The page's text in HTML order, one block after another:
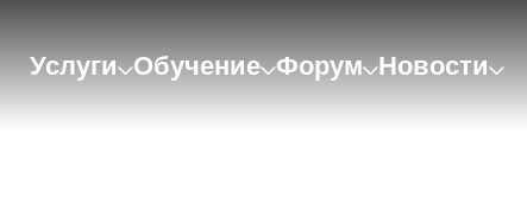
Услуги Обучение Форум Новости